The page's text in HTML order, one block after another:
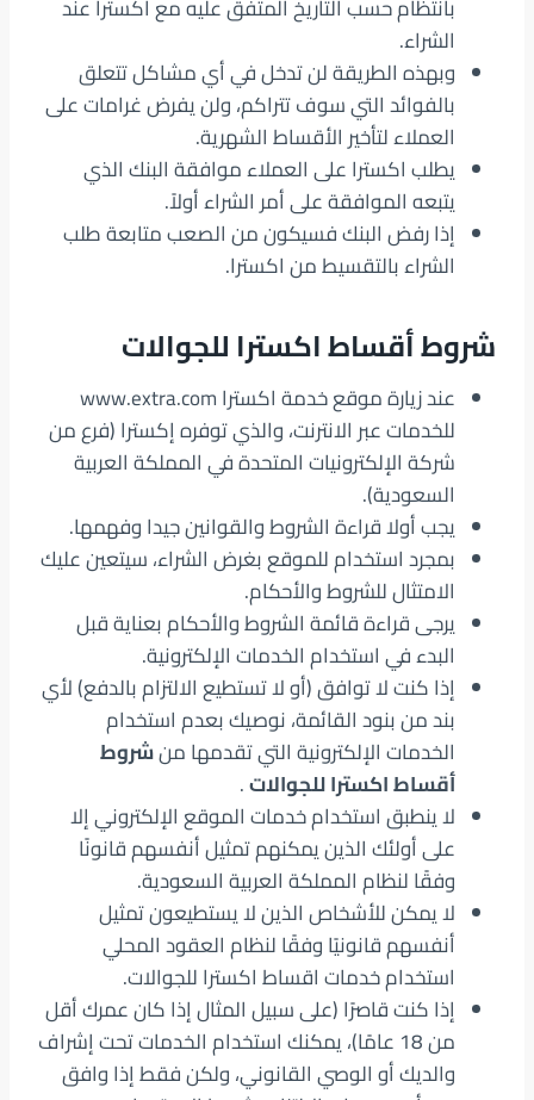
بانتظام حسب التاريخ المتفق عليه مع اكسترا عند
الشراء.
وبهذه الطريقة لن تدخل في أي مشاكل تتعلق
بالفوائد التي سوف تتراكم، ولن يفرض غرامات على
العملاء لتأخير الأقساط الشهرية.
يطلب اكسترا على العملاء موافقة البنك الذي
يتبعه الموافقة على أمر الشراء أولاً.
إذا رفض البنك فسيكون من الصعب متابعة طلب
الشراء بالتقسيط من اكسترا.
شروط أقساط اكسترا للجوالات
عند زيارة موقع خدمة اكسترا www.extra.com
للخدمات عبر الانترنت، والذي توفره إكسترا (فرع من
شركة الإلكترونيات المتحدة في المملكة العربية
السعودية).
يجب أولا قراءة الشروط والقوانين جيدا وفهمها.
بمجرد استخدام للموقع بغرض الشراء، سيتعين عليك
الامتثال للشروط والأحكام.
يرجى قراءة قائمة الشروط والأحكام بعناية قبل
البدء في استخدام الخدمات الإلكترونية.
إذا كنت لا توافق (أو لا تستطيع الالتزام بالدفع) لأي
بند من بنود القائمة، نوصيك بعدم استخدام
الخدمات الإلكترونية التي تقدمها منشروط
أقساط اكسترا للجوالات.
لا ينطبق استخدام خدمات الموقع الإلكتروني إلا
على أولئك الذين يمكنهم تمثيل أنفسهم قانونًا
وفقًا لنظام المملكة العربية السعودية.
لا يمكن للأشخاص الذين لا يستطيعون تمثيل
أنفسهم قانونيًا وفقًا لنظام العقود المحلي
استخدام خدمات اقساط اكسترا للجوالات.
إذا كنت قاصرًا (على سبيل المثال إذا كان عمرك أقل
من 18 عامًا)، يمكنك استخدام الخدمات تحت إشراف
والديك أو الوصي القانوني، ولكن فقط إذا وافق